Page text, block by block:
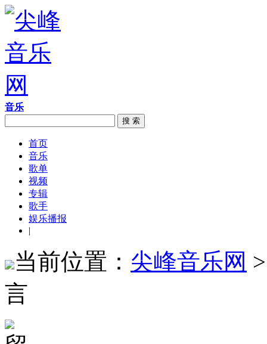
音乐
搜 索
首页
音乐
歌单
视频
专辑
歌手
娱乐播报
|
当前位置： 尖峰音乐网
言